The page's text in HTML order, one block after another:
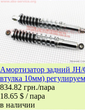
Амортизатор задний
втулка 10мм)
834.82 грн./пара
18.65 $ / пара
в наличии